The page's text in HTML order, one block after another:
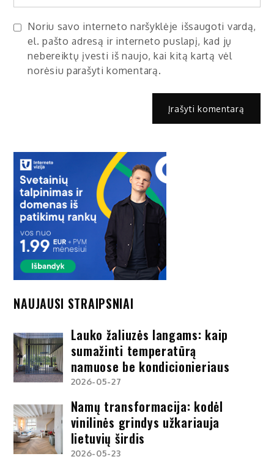
Noriu savo interneto naršyklėje išsaugoti vardą,
el. pašto adresą ir interneto puslapį, kad jų
nebereiktų įvesti iš naujo, kai kitą kartą vėl
norėsiu parašyti komentarą.
NAUJAUSI STRAIPSNIAI
Lauko žaliuzės langams: kaip
sumažinti temperatūrą
namuose be kondicionieriaus
2026-05-27
Namų transformacija: kodėl
vinilinės grindys užkariauja
lietuvių širdis
2026-05-23